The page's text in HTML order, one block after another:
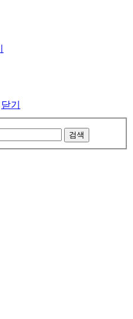
닫기
검색